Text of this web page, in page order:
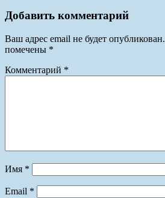
Добавить комментарий
Ваш адрес email не будет опубликован.
помечены *
Комментарий *
Имя *
Email *